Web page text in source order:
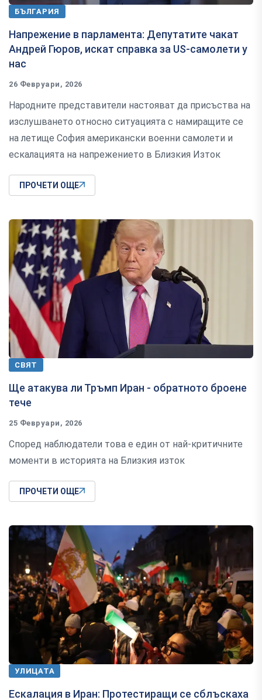
БЪЛГАРИЯ
Напрежение в парламента: Депутатите чакат
Андрей Гюров, искат справка за US-самолети у
нас
26 Февруари, 2026
Народните представители настояват да присъства на
изслушването относно ситуацията с намиращите се
на летище София американски военни самолети и
ескалацията на напрежението в Близкия Изток
ПРОЧЕТИ ОЩЕ
СВЯТ
Ще атакува ли Тръмп Иран - обратното броене
тече
25 Февруари, 2026
Според наблюдатели това е един от най-критичните
моменти в историята на Близкия изток
ПРОЧЕТИ ОЩЕ
УЛИЦАТА
Ескалация в Иран: Протестиращи се сблъскаха